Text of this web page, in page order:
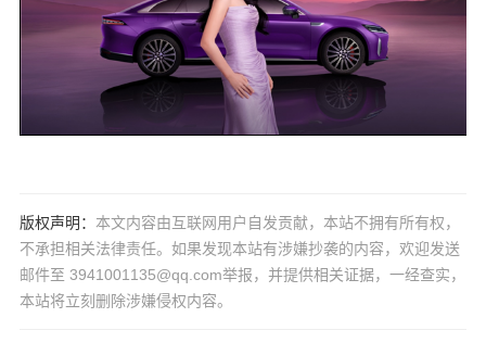
版权声明： 本文内容由互联网用户自发贡献，本站不拥有所有权，
不承担相关法律责任。如果发现本站有涉嫌抄袭的内容，欢迎发送
邮件至 3941001135@qq.com举报，并提供相关证据，一经查实，
本站将立刻删除涉嫌侵权内容。